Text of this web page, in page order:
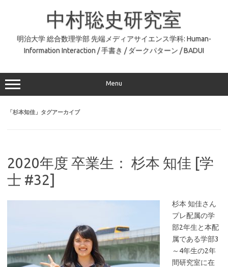
中村聡史研究室
明治大学 総合数理学部 先端メディアサイエンス学科: Human-
Information Interaction / 手書き / ダークパターン / BADUI
Menu
「杉本知佳 」タグアーカイブ
2020年度 卒業生： 杉本 知佳 [学
士 #32]
杉本 知佳さん
プレ配属の学
部2年生と本配
属である学部3
～4年生の2年
間研究室に在